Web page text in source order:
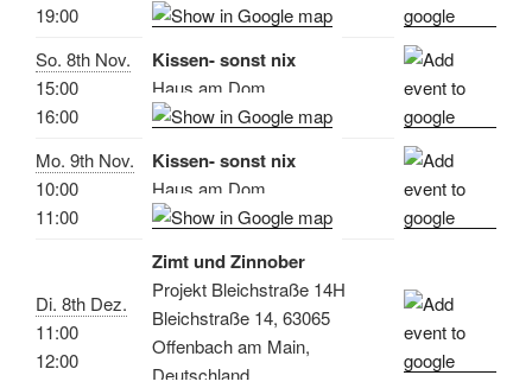
19:00
So. 8th Nov.
15:00
16:00
Kissen- sonst nix
Haus am Dom
Mo. 9th Nov.
10:00
11:00
Kissen- sonst nix
Haus am Dom
Di. 8th Dez.
11:00
12:00
Zimt und Zinnober
Projekt Bleichstraße 14H
Bleichstraße 14, 63065
Offenbach am Main,
Deutschland